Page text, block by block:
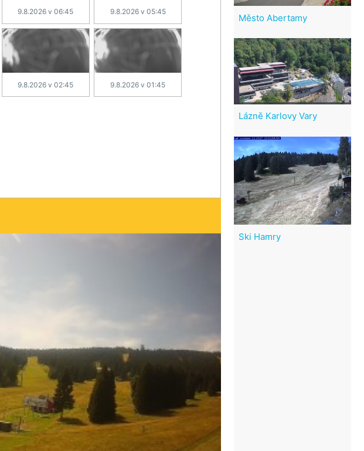
9.8.2026 v 06:45 9.8.2026 v 05:45
9.8.2026 v 02:45 9.8.2026 v 01:45
Město Abertamy
Lázně Karlovy Vary
Ski Hamry